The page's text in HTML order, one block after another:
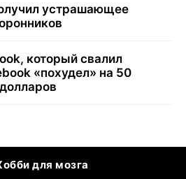
устрашающее
который свалил
«похудел» на 50
для мозга